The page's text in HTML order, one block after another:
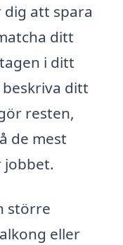
dig att spara
ditt
i ditt
ditt
resten,
de mest
större
eller